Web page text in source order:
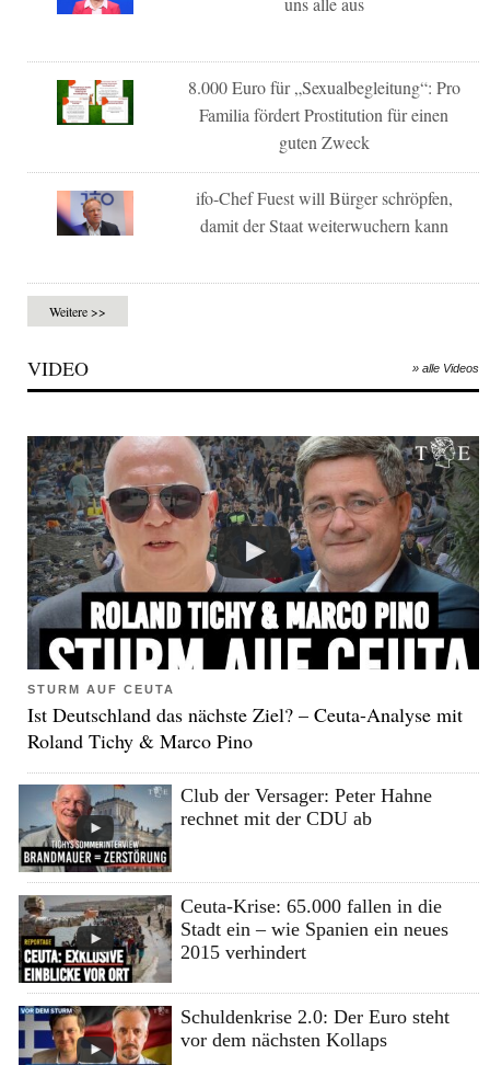
8.000 Euro für „Sexualbegleitung“: Pro
Familia fördert Prostitution für einen
guten Zweck
ifo-Chef Fuest will Bürger schröpfen,
damit der Staat weiterwuchern kann
Weitere >>
VIDEO » alle Videos
STURM AUF CEUTA
Ist Deutschland das nächste Ziel? – Ceuta-Analyse mit
Roland Tichy & Marco Pino
Club der Versager: Peter Hahne
rechnet mit der CDU ab
Ceuta-Krise: 65.000 fallen in die
Stadt ein – wie Spanien ein neues
2015 verhindert
Schuldenkrise 2.0: Der Euro steht
vor dem nächsten Kollaps